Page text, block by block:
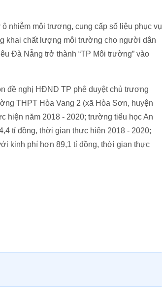
nhiễm môi trương, cung cấp số liệu phục vụ
khai chất lượng môi trường cho người dân
Đà Nẵng trở thành “TP Môi trường” vào
đề nghị HĐND TP phê duyệt chủ trương
THPT Hòa Vang 2 (xã Hòa Sơn, huyện
hiện năm 2018 - 2020; trường tiểu học An
tỉ đồng, thời gian thực hiện 2018 - 2020;
kinh phí hơn 89,1 tỉ đồng, thời gian thực